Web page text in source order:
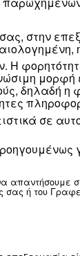
με
ή
ή
και